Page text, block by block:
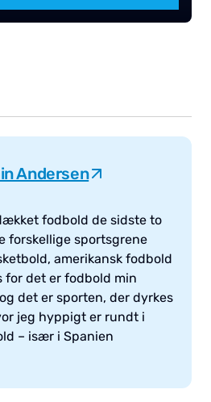
Andersen
fodbold de sidste to
forskellige sportsgrene
amerikansk fodbold
for det er fodbold min
det er sporten, der dyrkes
jeg hyppigt er rundt i
– især i Spanien